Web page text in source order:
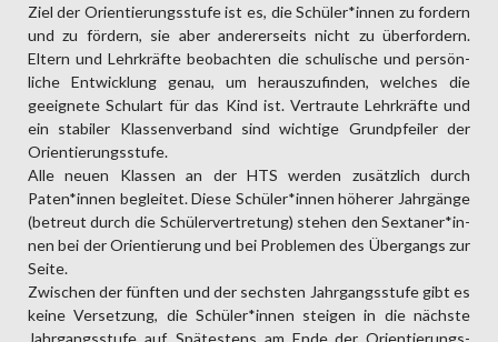
Ziel der Orien­tierungs­stufe ist es, die Schüler*in­nen zu fordern
und zu fördern, sie aber anderer­seits nicht zu über­fordern.
Eltern und Lehr­kräfte beo­bachten die schu­lische und persön­
liche Entwick­lung genau, um heraus­zufinden, welches die
geeig­nete Schul­art für das Kind ist. Vertraute Lehr­kräfte und
ein stabiler Klassen­verband sind wichtige Grund­pfeiler der
Orien­tierungs­stufe.
Alle neuen Klassen an der HTS werden zusätz­lich durch
Paten*in­nen beglei­tet. Diese Schüler*in­nen höherer Jahr­gänge
(betreut durch die Schüler­vertre­tung) stehen den Sex­taner*in­
nen bei der Orien­tierung und bei Proble­men des Über­gangs zur
Seite.
Zwischen der fünften und der sechsten Jahr­gangs­stufe gibt es
keine Ver­setzung, die Schü­ler*in­nen steigen in die nächste
Jahr­gangs­stufe auf. Spätes­tens am Ende der Orien­tierungs­